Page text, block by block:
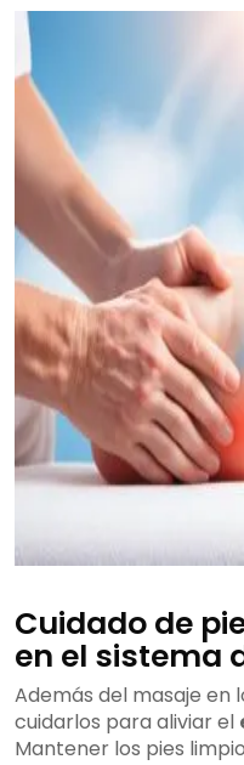
Cuidado de
en el sistema
Además del masaje en
cuidarlos para aliviar el
Mantener los pies